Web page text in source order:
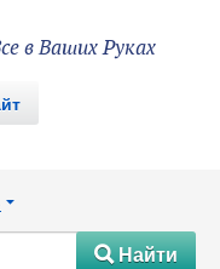
в Ваших Руках
{
#Найти